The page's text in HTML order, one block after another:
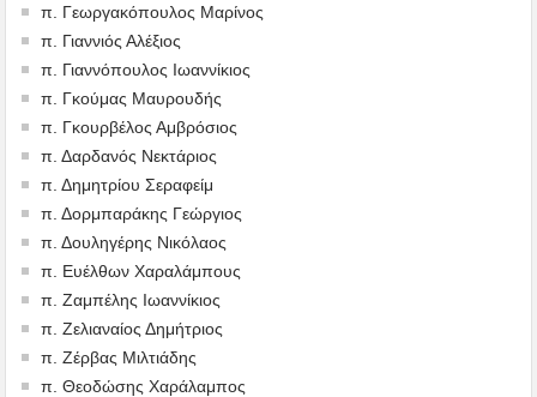
π. Γεωργακόπουλος Μαρίνος
π. Γιαννιός Αλέξιος
π. Γιαννόπουλος Ιωαννίκιος
π. Γκούμας Μαυρουδής
π. Γκουρβέλος Αμβρόσιος
π. Δαρδανός Νεκτάριος
π. Δημητρίου Σεραφείμ
π. Δορμπαράκης Γεώργιος
π. Δουληγέρης Νικόλαος
π. Ευέλθων Χαραλάμπους
π. Ζαμπέλης Ιωαννίκιος
π. Ζελιαναίος Δημήτριος
π. Ζέρβας Μιλτιάδης
π. Θεοδώσης Χαράλαμπος